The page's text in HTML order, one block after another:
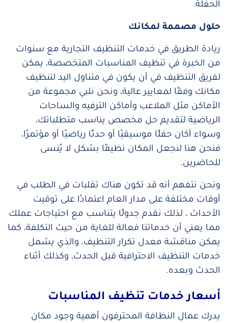
الحفلة.
حلول مصممة لمكانك
ريادة الطريق في خدمات التنظيف التجارية مع سنوات
من الخبرة في تنظيف المناسبات المتخصصة، يمكن
لفريق التنظيف في أن يكون في متناول اليد لتنظيف
مكانك وفقًا لمعايير عالية، ونحن نلبي مجموعة من
الأماكن مثل الملاعب وأماكن الترفيه والساحات
الرياضية لتقديم حل مخصص يناسب متطلباتك،
وسواء أكان حفلًا موسيقيًا أو حدثًا رياضيًا أو مؤتمرًا،
فنحن هنا لنجعل المكان نظيفًا بشكل لا يُنسى
للحاضرين.
ونحن نتفهم أنه قد تكون هناك تقلبات في الطلب في
أوقات مختلفة على مدار العام اعتمادًا على توقيت
الأحداث ، لذلك نقدم جدولًا يتناسب مع احتياجات عملك
مما يعني أن خدماتنا فعالة للغاية من حيث التكلفة، كما
يمكن مناقشة معدل تكرار التنظيف، والذي يشمل
خدمات التنظيف الاحترافية قبل الحدث، وكذلك أثناء
الحدث وبعده.
أسعار خدمات تنظيف المناسبات
يدرك عمال النظافة المحترفون أهمية وجود مكان